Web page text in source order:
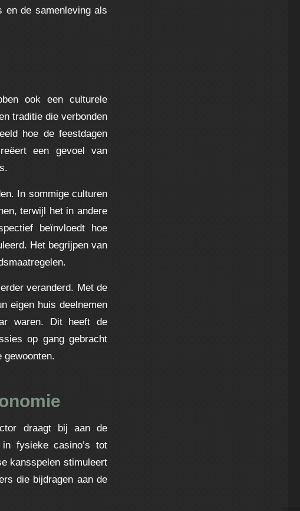
en de samenleving als
ook een culturele
traditie die verbonden
hoe de feestdagen
een gevoel van
In sommige culturen
terwijl het in andere
beïnvloedt hoe
Het begrijpen van
veranderd. Met de
eigen huis deelnemen
waren. Dit heeft de
op gang gebracht
gewoonten.
draagt bij aan de
fysieke casino’s tot
kansspelen stimuleert
die bijdragen aan de